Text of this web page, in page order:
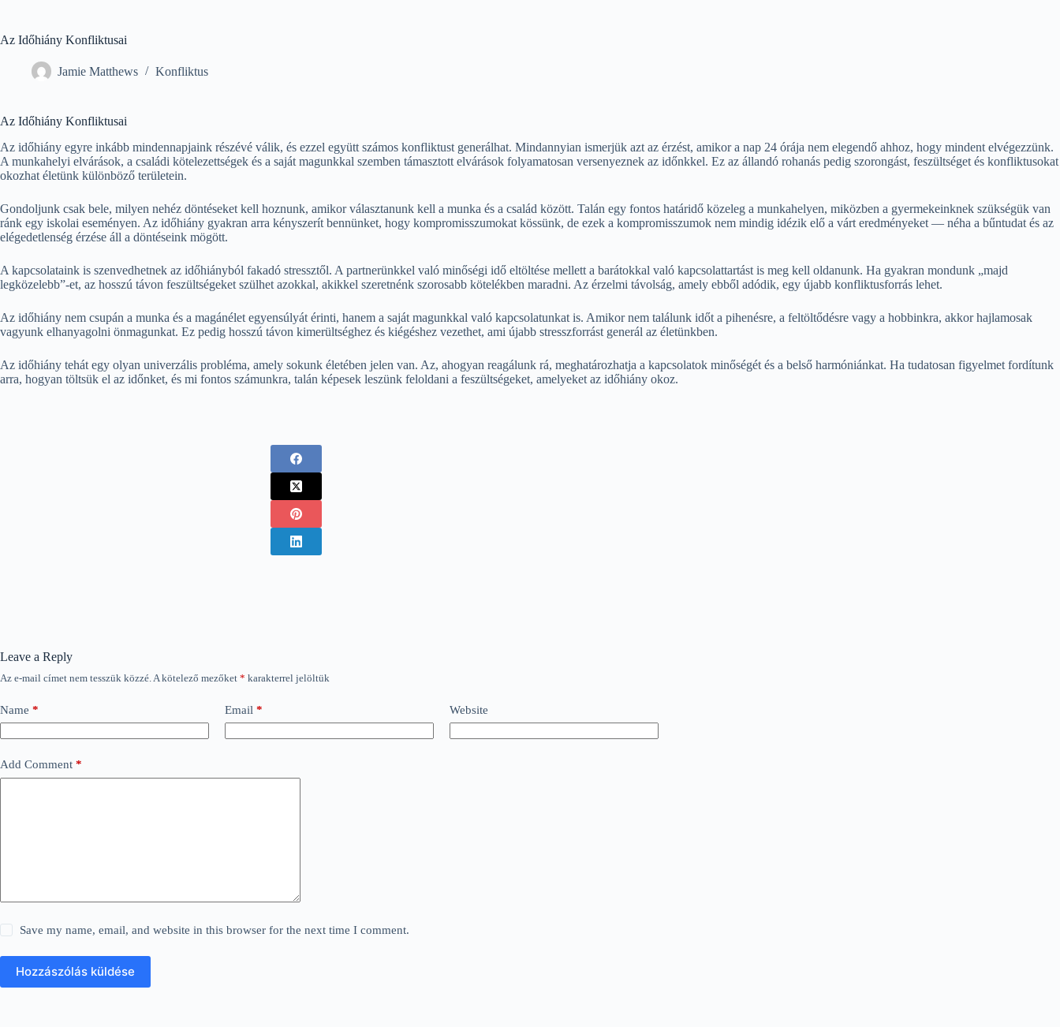
Az Időhiány Konfliktusai
Jamie Matthews Konfliktus
Az Időhiány Konfliktusai
Az időhiány egyre inkább mindennapjaink részévé válik, és ezzel együtt számos konfliktust generálhat. Mindannyian ismerjük azt az érzést, amikor a nap 24 órája nem elegendő ahhoz, hogy mindent elvégezzünk.
A munkahelyi elvárások, a családi kötelezettségek és a saját magunkkal szemben támasztott elvárások folyamatosan versenyeznek az időnkkel. Ez az állandó rohanás pedig szorongást, feszültséget és konfliktusokat
okozhat életünk különböző területein.
Gondoljunk csak bele, milyen nehéz döntéseket kell hoznunk, amikor választanunk kell a munka és a család között. Talán egy fontos határidő közeleg a munkahelyen, miközben a gyermekeinknek szükségük van
ránk egy iskolai eseményen. Az időhiány gyakran arra kényszerít bennünket, hogy kompromisszumokat kössünk, de ezek a kompromisszumok nem mindig idézik elő a várt eredményeket — néha a bűntudat és az
elégedetlenség érzése áll a döntéseink mögött.
A kapcsolataink is szenvedhetnek az időhiányból fakadó stressztől. A partnerünkkel való minőségi idő eltöltése mellett a barátokkal való kapcsolattartást is meg kell oldanunk. Ha gyakran mondunk „majd
legközelebb”-et, az hosszú távon feszültségeket szülhet azokkal, akikkel szeretnénk szorosabb kötelékben maradni. Az érzelmi távolság, amely ebből adódik, egy újabb konfliktusforrás lehet.
Az időhiány nem csupán a munka és a magánélet egyensúlyát érinti, hanem a saját magunkkal való kapcsolatunkat is. Amikor nem találunk időt a pihenésre, a feltöltődésre vagy a hobbinkra, akkor hajlamosak
vagyunk elhanyagolni önmagunkat. Ez pedig hosszú távon kimerültséghez és kiégéshez vezethet, ami újabb stresszforrást generál az életünkben.
Az időhiány tehát egy olyan univerzális probléma, amely sokunk életében jelen van. Az, ahogyan reagálunk rá, meghatározhatja a kapcsolatok minőségét és a belső harmóniánkat. Ha tudatosan figyelmet fordítunk
arra, hogyan töltsük el az időnket, és mi fontos számunkra, talán képesek leszünk feloldani a feszültségeket, amelyeket az időhiány okoz.
Leave a Reply
Az e-mail címet nem tesszük közzé. A kötelező mezőket * karakterrel jelöltük
Name * Email * Website
Add Comment *
Save my name, email, and website in this browser for the next time I comment.
Hozzászólás küldése